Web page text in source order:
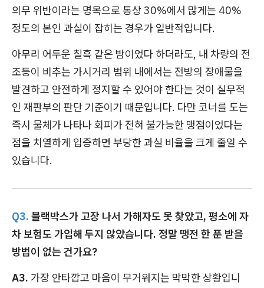
의무 위반이라는 명목으로 통상 30%에서 많게는 40%
정도의 본인 과실이 잡히는 경우가 일반적입니다.
아무리 어두운 칠흑 같은 밤이었다 하더라도, 내 차량의 전
조등이 비추는 가시거리 범위 내에서는 전방의 장애물을
발견하고 안전하게 정지할 수 있어야 한다는 것이 실무적
인 재판부의 판단 기준이기 때문입니다. 다만 코너를 도는
즉시 물체가 나타나 회피가 전혀 불가능한 맹점이었다는
점을 치열하게 입증하면 부당한 과실 비율을 크게 줄일 수
있습니다.
Q3. 블랙박스가 고장 나서 가해자도 못 찾았고, 평소에 자
차 보험도 가입해 두지 않았습니다. 정말 땡전 한 푼 받을
방법이 없는 건가요?
A3. 가장 안타깝고 마음이 무거워지는 막막한 상황입니